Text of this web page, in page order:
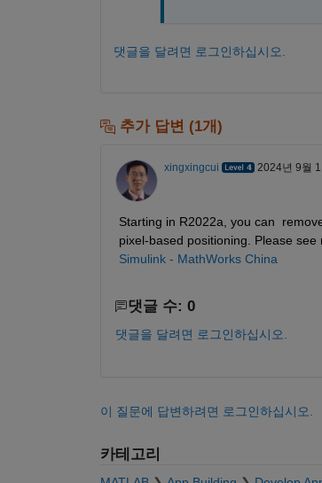
댓글을 달려면 로그인하십시오.
추가 답변 (1개)
xingxingcui 2024년 9월
Starting in R2022a, you can
pixel-based positioning. Please
Simulink - MathWorks China
댓글 수: 0
댓글을 달려면 로그인하십시오.
이 질문에 답변하려면 로그인하십시오.
카테고리